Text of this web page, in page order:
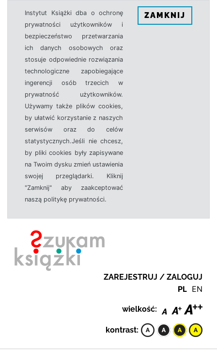
Instytut Książki dba o ochronę
prywatności użytkowników i
bezpieczeństwo przetwarzania
ich danych osobowych oraz
stosuje odpowiednie rozwiązania
technologiczne zapobiegające
ingerencji osób trzecich w
prywatność użytkowników.
Używamy także plików cookies,
by ułatwić korzystanie z naszych
serwisów oraz do celów
statystycznych.Jeśli nie chcesz,
by pliki cookies były zapisywane
na Twoim dysku zmień ustawienia
swojej przeglądarki. Kliknij
"Zamknij" aby zaakceptować
naszą politykę prywatności.
ZAMKNIJ
ZAREJESTRUJ / ZALOGUJ
PL EN
wielkość:
kontrast: